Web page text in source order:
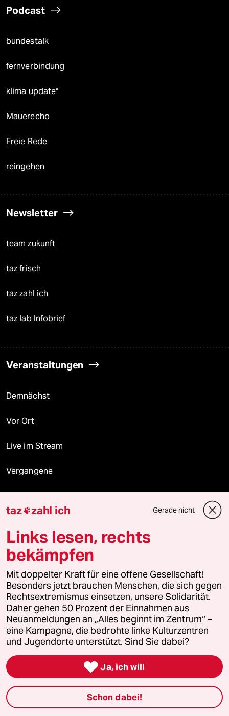
Podcast
bundestalk
fernverbindung
klima update°
Mauerecho
Freie Rede
reingehen
Newsletter
team zukunft
taz frisch
taz zahl ich
taz lab Infobrief
Veranstaltungen
Demnächst
Vor Ort
Live im Stream
Vergangene
Mehr taz Lesestoff
taz Blogs
taz FUTURZWEI
Le Monde diplomatique
taz Archiv
Mehr taz Angebote
taz zahl ich Gerade nicht
Links lesen, rechts
bekämpfen
Mit doppelter Kraft für eine offene Gesellschaft!
Besonders jetzt brauchen Menschen, die sich gegen
Rechtsextremismus einsetzen, unsere Solidarität.
Daher gehen 50 Prozent der Einnahmen aus
Neuanmeldungen an „Alles beginnt im Zentrum“ –
eine Kampagne, die bedrohte linke Kulturzentren
und Jugendorte unterstützt. Sind Sie dabei?
 Ja, ich will
Schon dabei!